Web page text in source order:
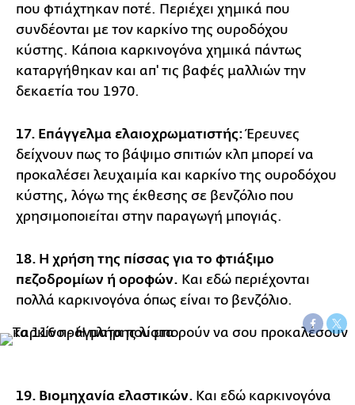
που φτιάχτηκαν ποτέ. Περιέχει χημικά που
συνδέονται με τον καρκίνο της ουροδόχου
κύστης. Κάποια καρκινογόνα χημικά πάντως
καταργήθηκαν και απ' τις βαφές μαλλιών την
δεκαετία του 1970.
17. Επάγγελμα ελαιοχρωματιστής:Έρευνες
δείχνουν πως το βάψιμο σπιτιών κλπ μπορεί να
προκαλέσει λευχαιμία και καρκίνο της ουροδόχου
κύστης, λόγω της έκθεσης σε βενζόλιο που
χρησιμοποιείται στην παραγωγή μπογιάς.
18. Η χρήση της πίσσας για το φτιάξιμο
πεζοδρομίων ή οροφών. Και εδώ περιέχονται
πολλά καρκινογόνα όπως είναι το βενζόλιο.
19. Βιομηχανία ελαστικών. Και εδώ καρκινογόνα